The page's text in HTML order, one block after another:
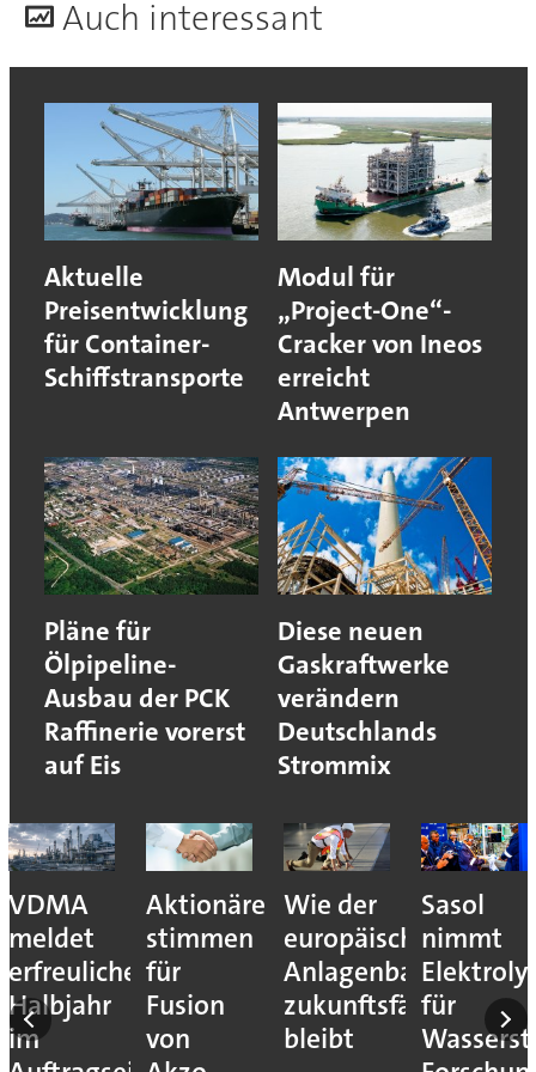
Auch interessant
Aktuelle
Preisentwicklung
für Container-
Schiffstransporte
Modul für
„Project-One“-
Cracker von Ineos
erreicht
Antwerpen
Pläne für
Ölpipeline-
Ausbau der PCK
Raffinerie vorerst
auf Eis
Diese neuen
Gaskraftwerke
verändern
Deutschlands
Strommix
VDMA
meldet
erfreuliches
Halbjahr
im
Aktionäre
stimmen
für
Fusion
von
Wie der
europäische
Anlagenbau
zukunftsfähig
bleibt
Sasol
nimmt
für